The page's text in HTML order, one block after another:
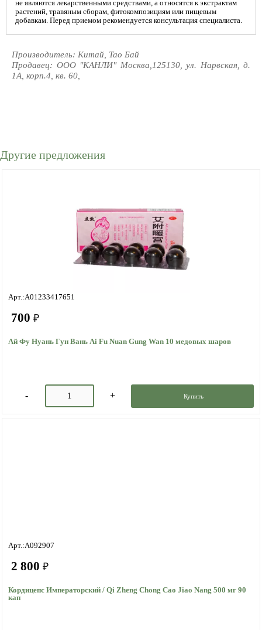
не являются лекарственными средствами, а относятся к экстрактам
растений, травяным сборам, фитокомпозициям или пищевым
добавкам. Перед приемом рекомендуется консультация специалиста.
Производитель: Китай, Тао Бай
Продавец: ООО "КАНЛИ" Москва,125130, ул. Нарвская, д.
1А, корп.4, кв. 60,
Другие предложения
Арт.:A01233417651
700 ₽
Ай Фу Нуань Гун Вань Ai Fu Nuan Gung Wan 10 медовых шаров
Купить
Арт.:A092907
2 800 ₽
Кордицепс Императорский / Qi Zheng Chong Cao Jiao Nang 500 мг 90
кап